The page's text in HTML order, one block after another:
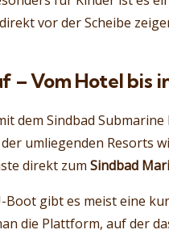
vor der Scheibe
– Vom Hotel bis
dem Sindbad
umliegenden Resorts
direkt zum Sindbad
Boot gibt es meist eine
die Plattform, auf der